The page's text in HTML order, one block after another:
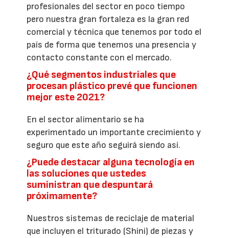
profesionales del sector en poco tiempo
pero nuestra gran fortaleza es la gran red
comercial y técnica que tenemos por todo el
país de forma que tenemos una presencia y
contacto constante con el mercado.
¿Qué segmentos industriales que
procesan plástico prevé que funcionen
mejor este 2021?
En el sector alimentario se ha
experimentado un importante crecimiento y
seguro que este año seguirá siendo así.
¿Puede destacar alguna tecnología en
las soluciones que ustedes
suministran que despuntará
próximamente?
Nuestros sistemas de reciclaje de material
que incluyen el triturado (Shini) de piezas y